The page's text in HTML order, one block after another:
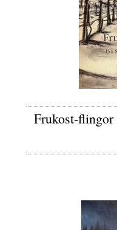
Frukost-